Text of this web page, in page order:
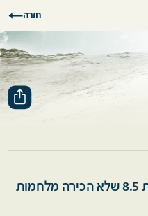
חזרה
רק עלינו לארץ מצרפת, ילדה בת 8.5 שלא הכירה מלחמות